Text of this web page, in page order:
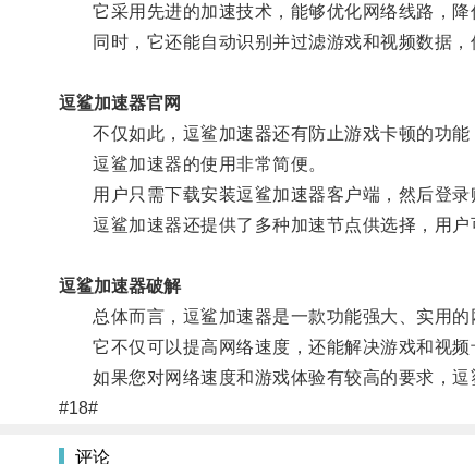
它采用先进的加速技术，能够优化网络线路，降
同时，它还能自动识别并过滤游戏和视频数据，
逗鲨加速器官网
不仅如此，逗鲨加速器还有防止游戏卡顿的功能
逗鲨加速器的使用非常简便。
用户只需下载安装逗鲨加速器客户端，然后登录
逗鲨加速器还提供了多种加速节点供选择，用户
逗鲨加速器破解
总体而言，逗鲨加速器是一款功能强大、实用的
它不仅可以提高网络速度，还能解决游戏和视频
如果您对网络速度和游戏体验有较高的要求，逗
#18#
评论